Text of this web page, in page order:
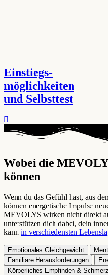
Einstiegs-
möglichkeiten
und Selbsttest
Wobei die
können ​
Wenn du das Gefühl hast, aus
können energetische Impulse
MEVOLYS wirken nicht direkt
unterstützen dich dabei, dein
kann in verschiedensten
Emotionales Gleichgewicht
Familiäre Herausforderungen
Körperliches Empfinden &